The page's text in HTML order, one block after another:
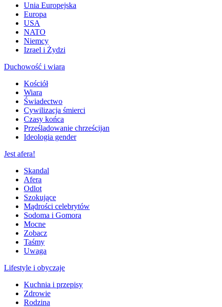
Unia Europejska
Europa
USA
NATO
Niemcy
Izrael i Żydzi
Duchowość i wiara
Kościół
Wiara
Świadectwo
Cywilizacja śmierci
Czasy końca
Prześladowanie chrześcijan
Ideologia gender
Jest afera!
Skandal
Afera
Odlot
Szokujące
Mądrości celebrytów
Sodoma i Gomora
Mocne
Zobacz
Taśmy
Uwaga
Lifestyle i obyczaje
Kuchnia i przepisy
Zdrowie
Rodzina